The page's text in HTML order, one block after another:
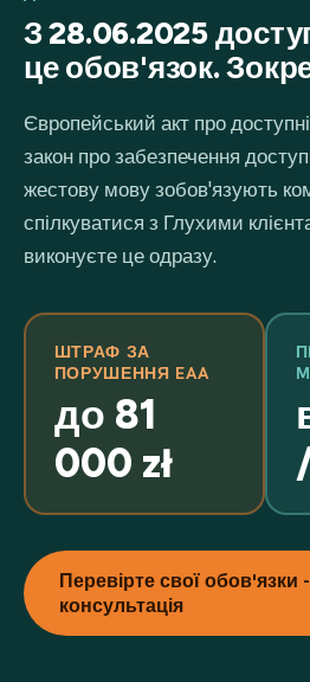
З 28.06.2025
це обов'язок.
Європейський акт про
закон про забезпечення
жестову мову зобов'язують
спілкуватися з Глухими
виконуєте це одразу.
ШТРАФ ЗА
ПОРУШЕННЯ EAA
до 81
000 zł
Перевірте свої обов'язки
консультація